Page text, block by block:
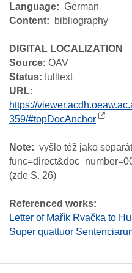
Language
German
Content
bibliography
DIGITAL LOCALIZATION
Source: ÖAV
Status: fulltext
URL:
https://
359/#topDocAnchor
Note
vyšlo též jako
(zde S. 26)
Referenced works:
Letter of Mařík Rvačka to
Super quattuor